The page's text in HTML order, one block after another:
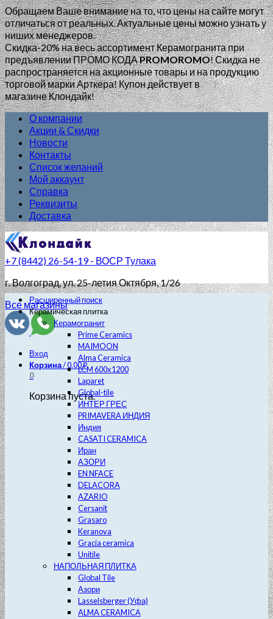
Обращаем Ваше внимание на то, что цены на сайте могут
отличаться от реальных. Актуальные цены можно узнать у
ниших менеджеров.
Скидка-20% на весь ассортимент Керамогранита при
предъявлении ПРОМО КОДАPROMOROMO!Скидка не
распространяется на акционные товары и на продукцию
торговой марки Арткера! Купон действует в
магазине Клондайк!
О компании
Акции & Скидки
Новости
Контакты
Список желаний
Мой аккаунт
Справка
Реквизиты
Доставка
+7 (8442) 26-54-19 - ВОСР Тулака
г. Волгоград, ул. 25-летия Октября, 1/26
Все магазины
Вход
Корзина/0.00₽
0
Корзина пуста.
Расширенный поиск
Керамическая плитка
Керамогранит
Prime Ceramics
MAIMOON
Alma Ceramica
LCM 600х1200
Laparet
Global-tile
ИНТЕР ГРЕС
PRIMAVERA ИНДИЯ
Индия
CASATI CERAMICA
Иран
АЗОРИ
EN NFACE
DELACORA
AZARIO
Cersanit
Grasaro
Keranova
Gracia ceramica
Unitile
НАПОЛЬНАЯ ПЛИТКА
Global Tile
Азори
Lasselsberger (Уфа)
ALMA CERAMICA